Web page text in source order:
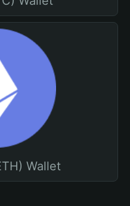
Wallet